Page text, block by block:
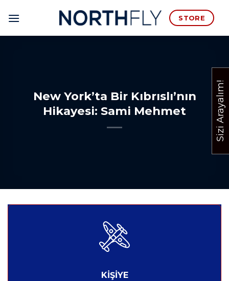
atla
STORE
New York’ta Bir Kıbrıslı’nın
Hikayesi: Sami Mehmet
KİŞİYE
Sizi Arayalım!